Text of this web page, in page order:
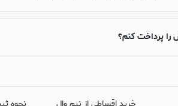
را پرداخت کنم؟